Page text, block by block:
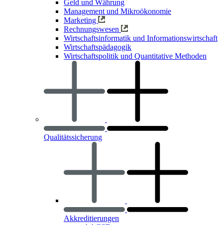
Geld und Währung
Management und Mikroökonomie
Marketing
Rechnungswesen
Wirtschaftsinformatik und Informationswirtschaft
Wirtschaftspädagogik
Wirtschaftspolitik und Quantitative Methoden
Qualitätssicherung
Akkreditierungen